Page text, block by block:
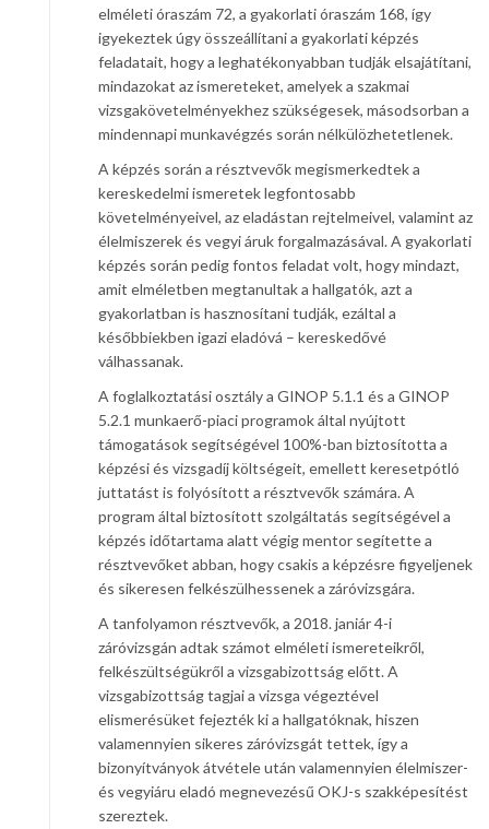
elméleti óraszám 72, a gyakorlati óraszám 168, így
igyekeztek úgy összeállítani a gyakorlati képzés
feladatait, hogy a leghatékonyabban tudják elsajátítani,
mindazokat az ismereteket, amelyek a szakmai
vizsgakövetelményekhez szükségesek, másodsorban a
mindennapi munkavégzés során nélkülözhetetlenek.
A képzés során a résztvevők megismerkedtek a
kereskedelmi ismeretek legfontosabb
követelményeivel, az eladástan rejtelmeivel, valamint az
élelmiszerek és vegyi áruk forgalmazásával. A gyakorlati
képzés során pedig fontos feladat volt, hogy mindazt,
amit elméletben megtanultak a hallgatók, azt a
gyakorlatban is hasznosítani tudják, ezáltal a
későbbiekben igazi eladóvá – kereskedővé
válhassanak.
A foglalkoztatási osztály a GINOP 5.1.1 és a GINOP
5.2.1 munkaerő-piaci programok által nyújtott
támogatások segítségével 100%-ban biztosította a
képzési és vizsgadíj költségeit, emellett keresetpótló
juttatást is folyósított a résztvevők számára. A
program által biztosított szolgáltatás segítségével a
képzés időtartama alatt végig mentor segítette a
résztvevőket abban, hogy csakis a képzésre figyeljenek
és sikeresen felkészülhessenek a záróvizsgára.
A tanfolyamon résztvevők, a 2018. janiár 4-i
záróvizsgán adtak számot elméleti ismereteikről,
felkészültségükről a vizsgabizottság előtt. A
vizsgabizottság tagjai a vizsga végeztével
elismerésüket fejezték ki a hallgatóknak, hiszen
valamennyien sikeres záróvizsgát tettek, így a
bizonyítványok átvétele után valamennyien élelmiszer-
és vegyiáru eladó megnevezésű OKJ-s szakképesítést
szereztek.